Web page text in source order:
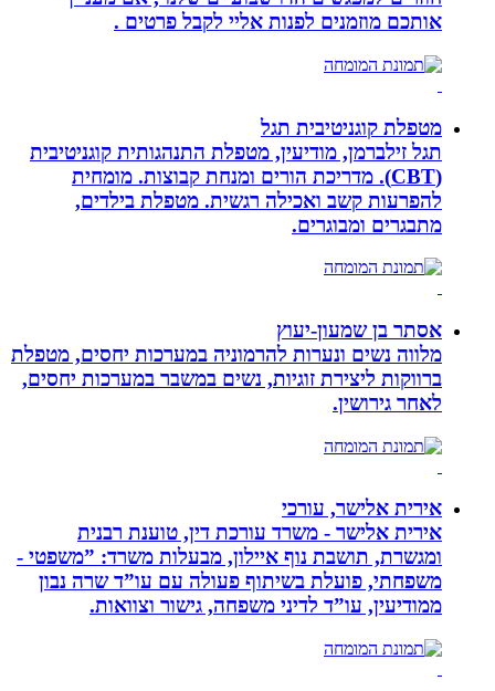
אותכם מוזמנים לפנות אליי לקבל פרטים .
מטפלת קוגניטיבית תגל
תגל זילברמן, מודיעין, מטפלת התנהגותית קוגניטיבית
(CBT). מדריכת הורים ומנחת קבוצות. מומחית
להפרעות קשב ואכילה רגשית. מטפלת בילדים,
מתבגרים ומבוגרים.
אסתר בן שמעון-יעוץ
מלווה נשים ונערות להרמוניה במערכות יחסים, מטפלת
ברווקות ליצירת זוגיות, נשים במשבר במערכות יחסים,
לאחר גירושין.
אירית אלישר, עורכי
אירית אלישר - משרד עורכת דין, טוענת רבנית
ומגשרת, תושבת נוף איילון, מבעלות משרד: ”משפטי -
משפחתי, פועלת בשיתוף פעולה עם עו”ד שרה נבון
ממודיעין, עו”ד לדיני משפחה, גישור וצוואות.